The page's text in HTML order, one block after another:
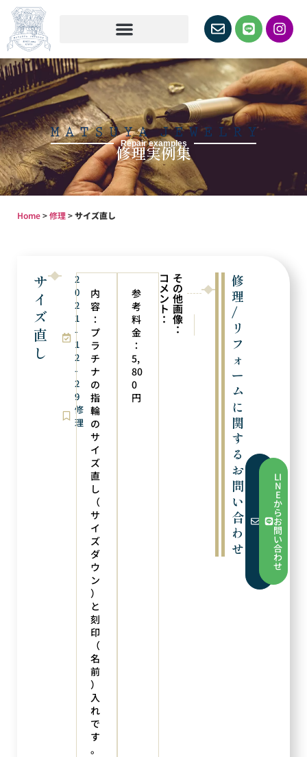
Repair examples
修理実例集
Home>修理>サイズ直し
サ
イ
ズ
直
し
2
0
2
1
-
1
2
-
2
9
修
理
内
容
：
プ
ラ
チ
ナ
の
指
輪
の
サ
イ
ズ
直
し
（
サ
イ
ズ
ダ
ウ
ン
）
と
刻
印
（
名
前
）
入
れ
で
す
。
参
考
料
金
：
5,
80
0
円
コ
メ
ン
ト
：
そ
の
他
画
像
： ピアスへのリフォーム
バチカン取り付け
修
理
/
リ
フ
ォ
ー
ム
に
関
す
る
お
問
い
合
わ
せ
フ
ら
お
せ
LI
N
E
か
ら
お
問
い
合
わ
せ